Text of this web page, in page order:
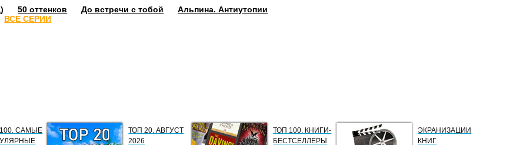
50 оттенков До встречи с тобой
Альпина. Антиутопии
ВСЕ СЕРИИ
САМЫЕ
ТОП 20. АВГУСТ
2026
ТОП 100. КНИГИ-
БЕСТСЕЛЛЕРЫ
ЭКРАНИЗАЦИИ
КНИГ